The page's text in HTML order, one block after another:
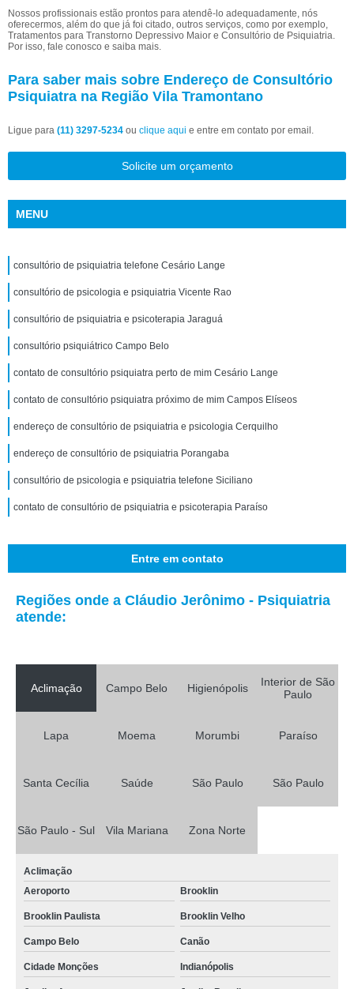
Nossos profissionais estão prontos para atendê-lo adequadamente, nós
oferecermos, além do que já foi citado, outros serviços, como por exemplo,
Tratamentos para Transtorno Depressivo Maior e Consultório de Psiquiatria.
Por isso, fale conosco e saiba mais.
Para saber mais sobre Endereço de Consultório
Psiquiatra na Região Vila Tramontano
Ligue para (11) 3297-5234 ou clique aqui e entre em contato por email.
Solicite um orçamento
MENU
consultório de psiquiatria telefone Cesário Lange
consultório de psicologia e psiquiatria Vicente Rao
consultório de psiquiatria e psicoterapia Jaraguá
consultório psiquiátrico Campo Belo
contato de consultório psiquiatra perto de mim Cesário Lange
contato de consultório psiquiatra próximo de mim Campos Elíseos
endereço de consultório de psiquiatria e psicologia Cerquilho
endereço de consultório de psiquiatria Porangaba
consultório de psicologia e psiquiatria telefone Siciliano
contato de consultório de psiquiatria e psicoterapia Paraíso
Entre em contato
Regiões onde a Cláudio Jerônimo - Psiquiatria
atende:
Aclimação Campo Belo Higienópolis
Interior de São
Paulo
Lapa Moema Morumbi Paraíso
Santa Cecília Saúde São Paulo São Paulo
São Paulo - Sul Vila Mariana Zona Norte
Aclimação
Aeroporto
Brooklin
Brooklin Paulista Brooklin Velho
Campo Belo Canão
Cidade Monções Indianópolis